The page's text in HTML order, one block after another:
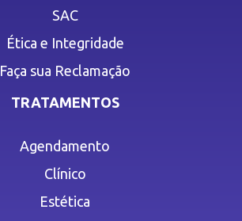
SAC
Ética e Integridade
Faça sua Reclamação
TRATAMENTOS
Agendamento
Clínico
Estética